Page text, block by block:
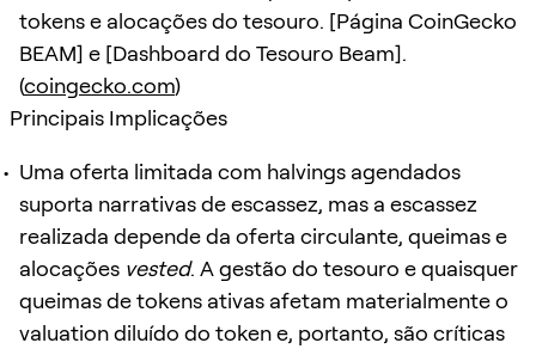
tokens e alocações do tesouro. [Página CoinGecko
BEAM] e [Dashboard do Tesouro Beam].
(coingecko.com)
Principais Implicações
Uma oferta limitada com halvings agendados
suporta narrativas de escassez, mas a escassez
realizada depende da oferta circulante, queimas e
alocações vested. A gestão do tesouro e quaisquer
queimas de tokens ativas afetam materialmente o
valuation diluído do token e, portanto, são críticas